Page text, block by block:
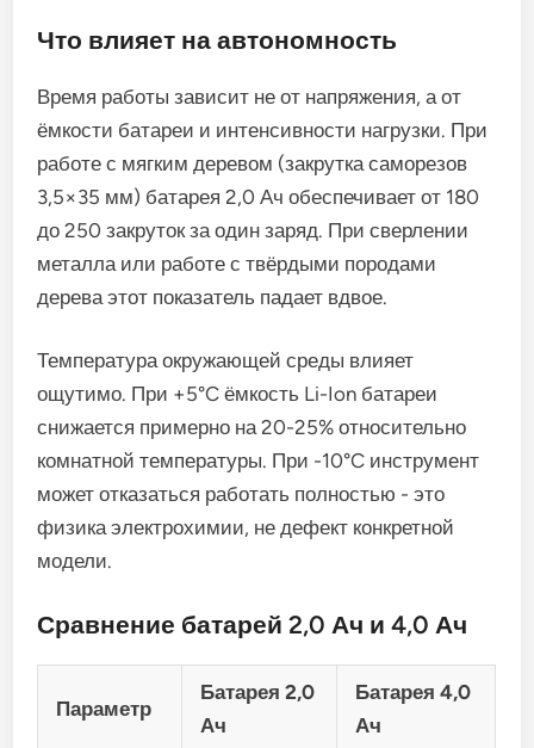
Что влияет на автономность
Время работы зависит не от напряжения, а от
ёмкости батареи и интенсивности нагрузки. При
работе с мягким деревом (закрутка саморезов
3,5×35 мм) батарея 2,0 Ач обеспечивает от 180
до 250 закруток за один заряд. При сверлении
металла или работе с твёрдыми породами
дерева этот показатель падает вдвое.
Температура окружающей среды влияет
ощутимо. При +5°C ёмкость Li-Ion батареи
снижается примерно на 20-25% относительно
комнатной температуры. При -10°C инструмент
может отказаться работать полностью - это
физика электрохимии, не дефект конкретной
модели.
Сравнение батарей 2,0 Ач и 4,0 Ач
Параметр
Батарея 2,0
Ач
Батарея 4,0
Ач